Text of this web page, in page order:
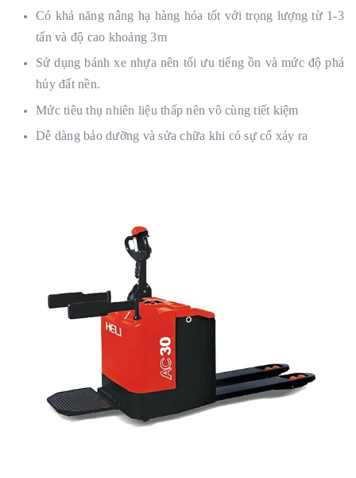
Có khả năng nâng hạ hàng hóa tốt với trọng lượng từ 1-3
tấn và độ cao khoảng 3m
Sử dụng bánh xe nhựa nên tối ưu tiếng ồn và mức độ phá
hủy đất nền.
Mức tiêu thụ nhiên liệu thấp nên vô cùng tiết kiệm
Dễ dàng bảo dưỡng và sửa chữa khi có sự cố xảy ra